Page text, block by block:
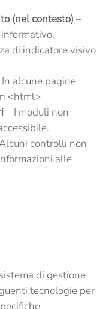
(nel contesto) –
di indicatore visivo
alcune pagine
<html>
– I moduli non
controlli non
alle
di gestione
tecnologie per